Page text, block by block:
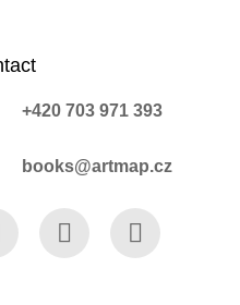
+420 703 971 393
books@artmap.cz